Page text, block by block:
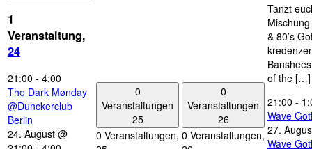
1
Veranstaltung,
24
21:00 - 4:00
The Dark Mønday
@Dunckerclub
Berlin
24. August @
0
Veranstaltungen
25
0 Veranstaltungen,
0
Veranstaltungen
26
0 Veranstaltungen,
Tanzt
& 80’s
of the […]
21:00 -
Wave
27.
Wave